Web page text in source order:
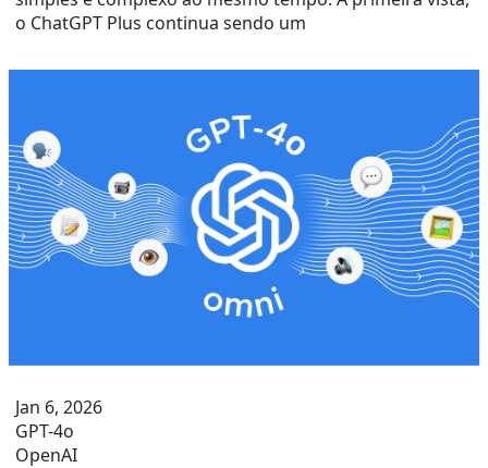
o ChatGPT Plus continua sendo um
Jan 6, 2026
GPT-4o
OpenAI